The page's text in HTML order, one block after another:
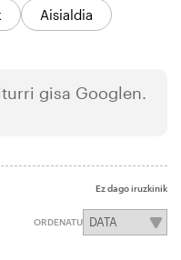
Aisialdia
gisa Googlen.
Ez dago iruzkinik
ORDENATU